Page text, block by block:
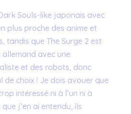
Souls-like japonais avec
plus proche des anime et
tandis que The Surge 2 est
avec une
et des robots, donc
de choix ! Je dois avouer que
intéressé ni à l’un ni à
que j’en ai entendu, ils